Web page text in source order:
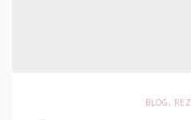
BLOG,